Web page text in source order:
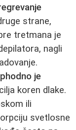
strane,
tretmana je
nagli
je
koren dlake.
ili
svetlosne